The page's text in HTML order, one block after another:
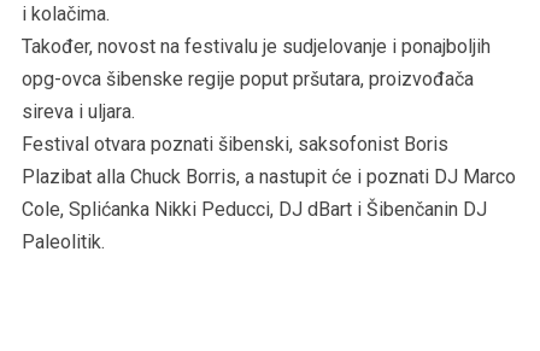
i kolačima.
Također, novost na festivalu je sudjelovanje i ponajboljih
opg-ovca šibenske regije poput pršutara, proizvođača
sireva i uljara.
Festival otvara poznati šibenski, saksofonist Boris
Plazibat alla Chuck Borris, a nastupit će i poznati DJ Marco
Cole, Splićanka Nikki Peducci, DJ dBart i Šibenčanin DJ
Paleolitik.